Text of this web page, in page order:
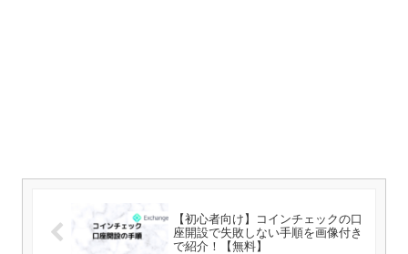
【初心者向け】コインチェックの口
座開設で失敗しない手順を画像付き
で紹介！【無料】